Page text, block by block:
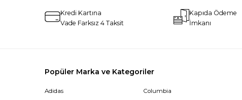
Kredi Kartına
Vade Farksız 4 Taksit
Kapıda Ödeme
İmkanı
Popüler Marka ve Kategoriler
Adidas
Columbia